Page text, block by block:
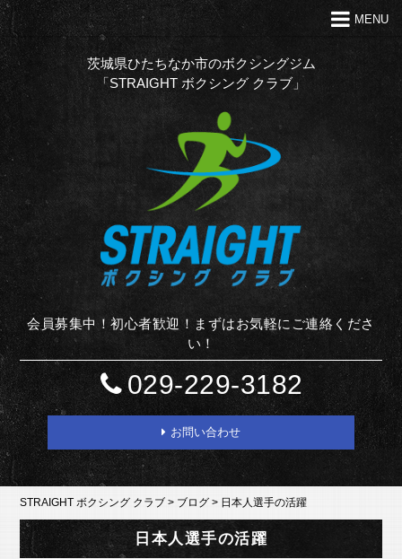
クラブの特徴
代表あいさつ
Ｑ＆Ａ
入会案内
お問い合わせ
お知らせ
STAFF BLOG
サイトマップ
MENU
茨城県ひたちなか市のボクシングジム
「STRAIGHT ボクシング クラブ」
会員募集中！初心者歓迎！まずはお気軽にご連絡くださ
い！
029-229-3182
お問い合わせ
STRAIGHT ボクシング クラブ > ブログ > 日本人選手の活躍
日本人選手の活躍